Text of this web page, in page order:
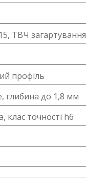
ТВЧ загартування
профіль
глибина до 1,8 мм
клас точності h6